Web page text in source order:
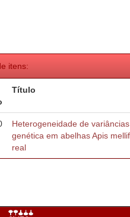
itens:
Título
Heterogeneidade de
genética em abelhas Apis
real